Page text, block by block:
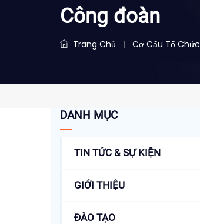
Công đoàn
Trang Chủ | Cơ Cấu Tổ Chức
DANH MỤC
TIN TỨC & SỰ KIỆN
GIỚI THIỆU
ĐÀO TẠO